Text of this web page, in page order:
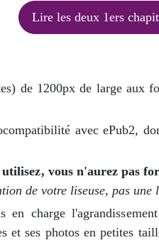
Lire les deux 1ers
de 1200px de large aux
avec ePub2,
vous n'aurez pas
de votre liseuse, pas
en charge
et ses photos en petites